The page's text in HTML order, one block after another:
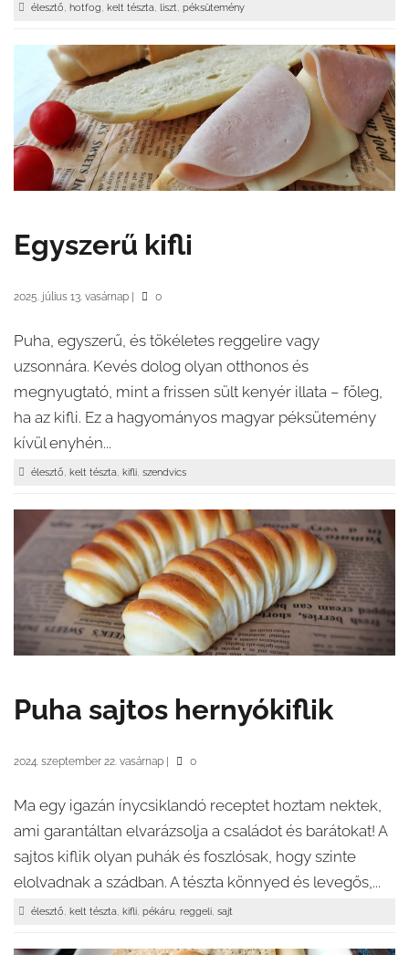
élesztő, hotfog, kelt tészta, liszt, péksütemény
Egyszerű kifli
2025. július 13. vasárnap 0
Puha, egyszerű, és tökéletes reggelire vagy
uzsonnára. Kevés dolog olyan otthonos és
megnyugtató, mint a frissen sült kenyér illata – főleg,
ha az kifli. Ez a hagyományos magyar péksütemény
kívül enyhén...
élesztő, kelt tészta, kifli, szendvics
Puha sajtos hernyókiflik
2024. szeptember 22. vasárnap 0
Ma egy igazán ínycsiklandó receptet hoztam nektek,
ami garantáltan elvarázsolja a családot és barátokat! A
sajtos kiflik olyan puhák és foszlósak, hogy szinte
elolvadnak a szádban. A tészta könnyed és levegős,...
élesztő, kelt tészta, kifli, pékáru, reggeli, sajt